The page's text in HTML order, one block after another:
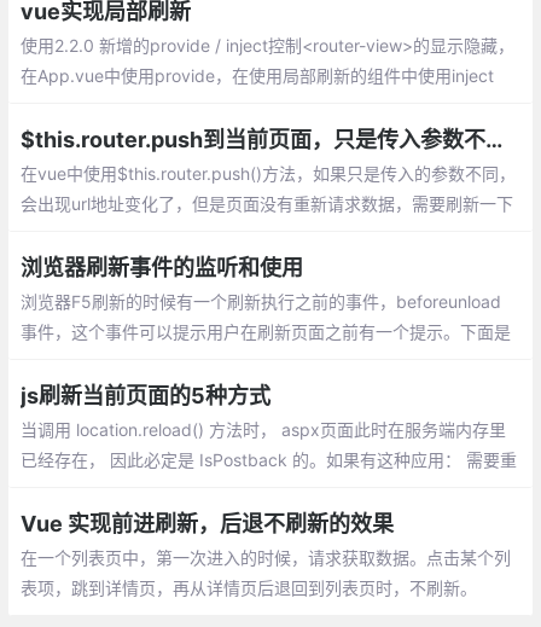
x存储滚动状态，2、使用缓存keepAlive的
实现
vue实现局部刷新
使用2.2.0 新增的provide / inject控制<router-view>的显示隐藏，
在App.vue中使用provide，在使用局部刷新的组件中使用inject
$this.router.push到当前页面，只是传入参数不同，页面不刷新的问题解决
在vue中使用$this.router.push()方法，如果只是传入的参数不同，
会出现url地址变化了，但是页面没有重新请求数据，需要刷新一下
浏览器刷新事件的监听和使用
浏览器F5刷新的时候有一个刷新执行之前的事件，beforeunload
事件，这个事件可以提示用户在刷新页面之前有一个提示。下面是
js刷新当前页面的5种方式
当调用 location.reload() 方法时， aspx页面此时在服务端内存里
已经存在， 因此必定是 IsPostback 的。如果有这种应用： 需要重
是 Not IsPostback 的
Vue 实现前进刷新，后退不刷新的效果
在一个列表页中，第一次进入的时候，请求获取数据。点击某个列
表项，跳到详情页，再从详情页后退回到列表页时，不刷新。